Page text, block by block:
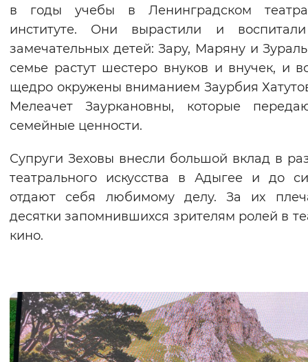
в годы учебы в Ленинградском
институте. Они вырастили и
замечательных детей: Зару, Маряну и
семье растут шестеро внуков и внучек, и
щедро окружены вниманием Заурбия
Мелеачет Зауркановны, которые
семейные ценности.
Супруги Зеховы внесли большой вклад в
театрального искусства в Адыгее и до
отдают себя любимому делу. За их
десятки запомнившихся зрителям ролей в
кино.